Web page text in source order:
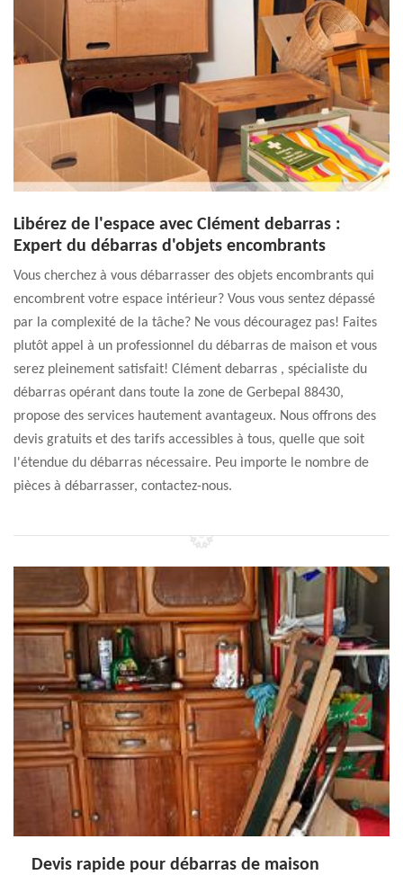
Libérez de l'espace avec Clément debarras :
Expert du débarras d'objets encombrants
Vous cherchez à vous débarrasser des objets encombrants qui
encombrent votre espace intérieur? Vous vous sentez dépassé
par la complexité de la tâche? Ne vous découragez pas! Faites
plutôt appel à un professionnel du débarras de maison et vous
serez pleinement satisfait! Clément debarras , spécialiste du
débarras opérant dans toute la zone de Gerbepal 88430,
propose des services hautement avantageux. Nous offrons des
devis gratuits et des tarifs accessibles à tous, quelle que soit
l'étendue du débarras nécessaire. Peu importe le nombre de
pièces à débarrasser, contactez-nous.
Devis rapide pour débarras de maison